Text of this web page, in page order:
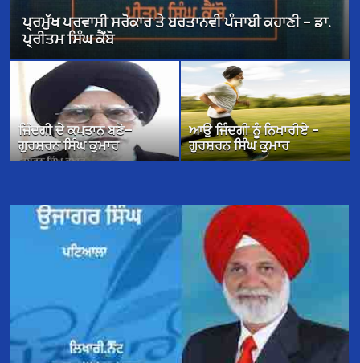
ਪ੍ਰਮੁੱਖ ਪਰਵਾਸੀ ਸਰੋਕਾਰ ਤੇ ਬਰਤਾਨਵੀ ਪੰਜਾਬੀ ਕਹਾਣੀ – ਡਾ.
ਪ੍ਰੀਤਮ ਸਿੰਘ ਕੈਂਬੋ
ਜ਼ਿੰਦਗੀ ਦੇ ਕਪਤਾਨ ਬਣੋ—
ਗੁਰਸ਼ਰਨ ਸਿੰਘ ਕੁਮਾਰ
ਆਉ ਜਿੰਦਗੀ ਨੂੰ ਨਿਖਾਰੀਏ –
ਗੁਰਸ਼ਰਨ ਸਿੰਘ ਕੁਮਾਰ